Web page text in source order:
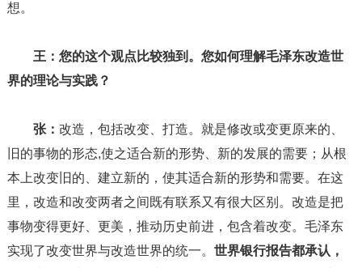
想。
王：您的这个观点比较独到。您如何理解毛泽东改造世
界的理论与实践？
张： 改造，包括改变、打造。就是修改或变更原来的、
旧的事物的形态,使之适合新的形势、新的发展的需要；从根
本上改变旧的、建立新的，使其适合新的形势和需要。在这
里，改造和改变两者之间既有联系又有很大区别。改造是把
事物变得更好、更美，推动历史前进，包含着改变。毛泽东
实现了改变世界与改造世界的统一。 世界银行报告都承认，